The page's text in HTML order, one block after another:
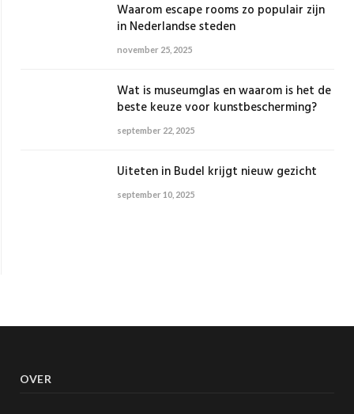
Waarom escape rooms zo populair zijn
in Nederlandse steden
november 25, 2025
Wat is museumglas en waarom is het de
beste keuze voor kunstbescherming?
september 22, 2025
Uiteten in Budel krijgt nieuw gezicht
september 10, 2025
OVER